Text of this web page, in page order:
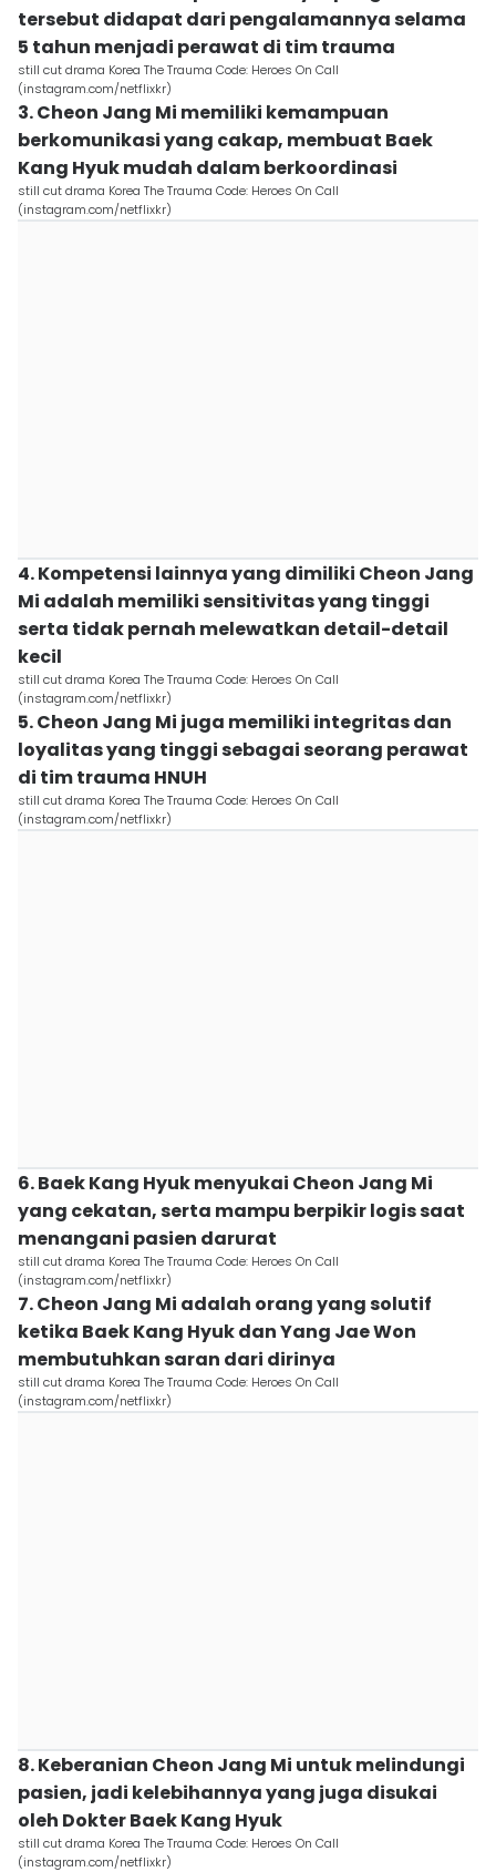
tersebut didapat dari pengalamannya selama
5 tahun menjadi perawat di tim trauma
still cut drama Korea The Trauma Code: Heroes On Call
(instagram.com/netflixkr)
3. Cheon Jang Mi memiliki kemampuan
berkomunikasi yang cakap, membuat Baek
Kang Hyuk mudah dalam berkoordinasi
still cut drama Korea The Trauma Code: Heroes On Call
(instagram.com/netflixkr)
4. Kompetensi lainnya yang dimiliki Cheon Jang
Mi adalah memiliki sensitivitas yang tinggi
serta tidak pernah melewatkan detail-detail
kecil
still cut drama Korea The Trauma Code: Heroes On Call
(instagram.com/netflixkr)
5. Cheon Jang Mi juga memiliki integritas dan
loyalitas yang tinggi sebagai seorang perawat
di tim trauma HNUH
still cut drama Korea The Trauma Code: Heroes On Call
(instagram.com/netflixkr)
6. Baek Kang Hyuk menyukai Cheon Jang Mi
yang cekatan, serta mampu berpikir logis saat
menangani pasien darurat
still cut drama Korea The Trauma Code: Heroes On Call
(instagram.com/netflixkr)
7. Cheon Jang Mi adalah orang yang solutif
ketika Baek Kang Hyuk dan Yang Jae Won
membutuhkan saran dari dirinya
still cut drama Korea The Trauma Code: Heroes On Call
(instagram.com/netflixkr)
8. Keberanian Cheon Jang Mi untuk melindungi
pasien, jadi kelebihannya yang juga disukai
oleh Dokter Baek Kang Hyuk
still cut drama Korea The Trauma Code: Heroes On Call
(instagram.com/netflixkr)